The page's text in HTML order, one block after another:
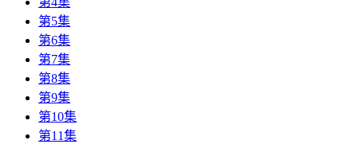
第5集
第6集
第7集
第8集
第9集
第10集
第11集